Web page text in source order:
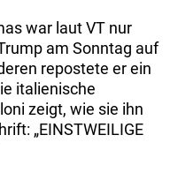
war laut VT nur
am Sonntag auf
repostete er ein
italienische
zeigt, wie sie ihn
„EINSTWEILIGE